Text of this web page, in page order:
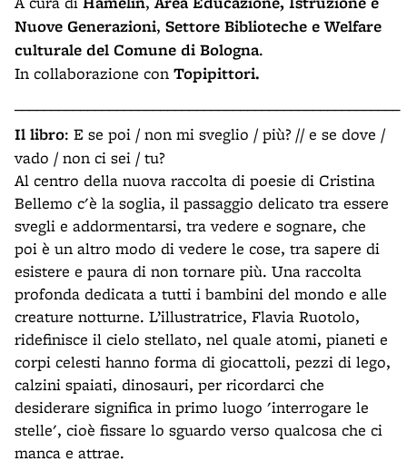
Nuove Generazioni, Settore Biblioteche e Welfare
culturale del Comune di Bologna.
In collaborazione con Topipittori.
Il libro: E se poi / non mi sveglio / più? // e se dove /
vado / non ci sei / tu?
Al centro della nuova raccolta di poesie di Cristina
Bellemo c'è la soglia, il passaggio delicato tra essere
svegli e addormentarsi, tra vedere e sognare, che
poi è un altro modo di vedere le cose, tra sapere di
esistere e paura di non tornare più. Una raccolta
profonda dedicata a tutti i bambini del mondo e alle
creature notturne. L’illustratrice, Flavia Ruotolo,
ridefinisce il cielo stellato, nel quale atomi, pianeti e
corpi celesti hanno forma di giocattoli, pezzi di lego,
calzini spaiati, dinosauri, per ricordarci che
desiderare significa in primo luogo 'interrogare le
stelle', cioè fissare lo sguardo verso qualcosa che ci
manca e attrae.